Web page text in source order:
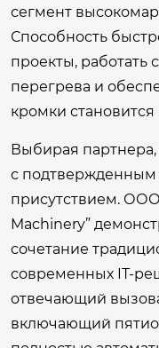
сегмент
Способность
проекты,
перегрева и
кромки
Выбирая
с
присутствием.
Machinery”
сочетание
современных IT-
отвечающий
включающий